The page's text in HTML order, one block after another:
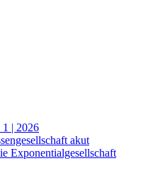
| 2026
akut
Exponentialgesellschaft